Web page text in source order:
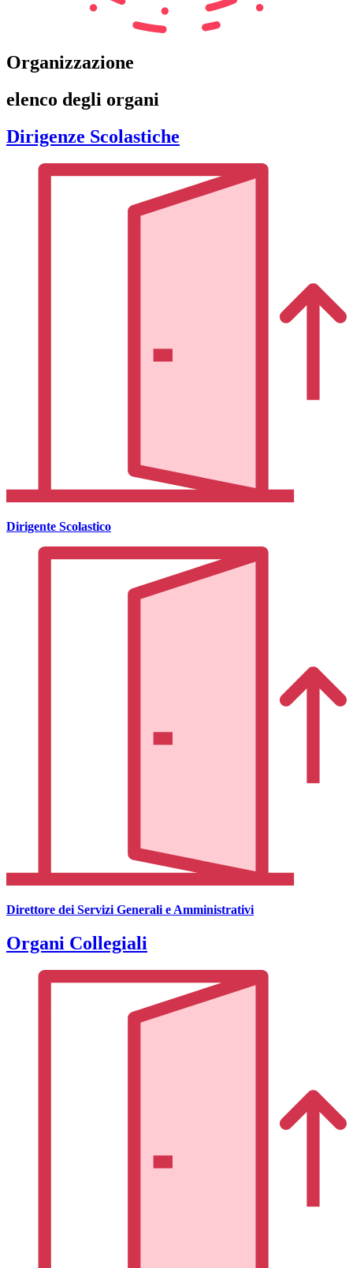
Organizzazione
elenco degli organi
Dirigenze Scolastiche
Dirigente Scolastico
Direttore dei Servizi Generali e Amministrativi
Organi Collegiali